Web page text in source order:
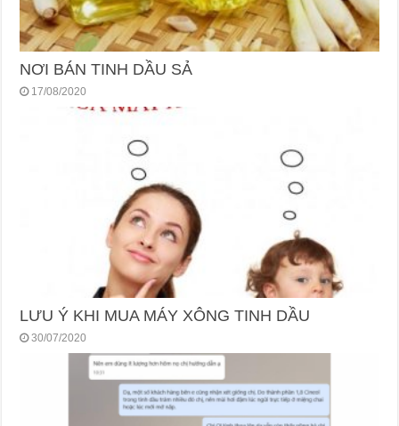
NƠI BÁN TINH DẦU SẢ
17/08/2020
LƯU Ý KHI MUA MÁY XÔNG TINH DẦU
30/07/2020